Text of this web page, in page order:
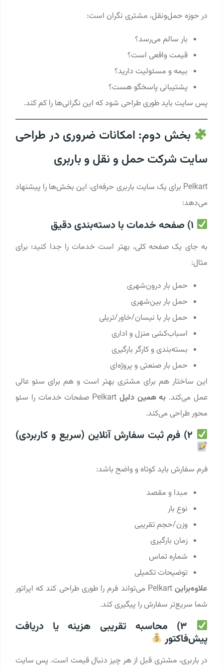
در حوزه حمل‌ونقل، مشتری نگران است:
بار سالم می‌رسد؟
قیمت واقعی است؟
بیمه و مسئولیت دارید؟
پشتیبانی پاسخگو هست؟
پس سایت باید طوری طراحی شود که این نگرانی‌ها را کم کند.
بخش دوم: امکانات ضروری در طراحی
سایت شرکت حمل و نقل و باربری
Pelkart برای یک سایت باربری حرفه‌ای، این بخش‌ها را پیشنهاد
می‌دهد:
1) صفحه خدمات با دسته‌بندی دقیق
به جای یک صفحه کلی، بهتر است خدمات را جدا کنید؛ برای
مثال:
حمل بار درون‌شهری
حمل بار بین‌شهری
حمل بار با نیسان/خاور/تریلی
اسباب‌کشی منزل و اداری
بسته‌بندی و کارگر بارگیری
حمل بار صنعتی و پروژه‌ای
این ساختار هم برای مشتری بهتر است و هم برای سئو عالی
عمل می‌کند.به همین دلیل
Pelkart صفحات خدمات را سئو
محور طراحی می‌کند.
2) فرم ثبت سفارش آنلاین (سریع و کاربردی)
فرم سفارش باید کوتاه و واضح باشد:
مبدا و مقصد
نوع بار
وزن/حجم تقریبی
زمان بارگیری
شماره تماس
توضیحات تکمیلی
علاوه‌براین
Pelkart می‌تواند فرم را طوری طراحی کند که اپراتور
شما سریع‌تر سفارش را پیگیری کند.
3) محاسبه تقریبی هزینه یا دریافت
پیش‌فاکتور
در باربری، مشتری قبل از هر چیز دنبال قیمت است. پس سایت